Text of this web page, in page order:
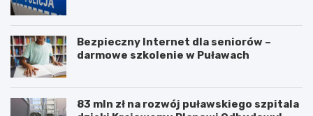
Bezpieczny Internet dla seniorów –
darmowe szkolenie w Puławach
83 mln zł na rozwój puławskiego szpitala